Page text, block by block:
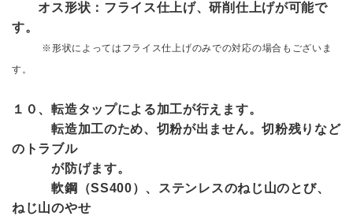
オス形状：フライス仕上げ、研削仕上げが可能で
す。
※形状によってはフライス仕上げのみでの対応の場合もございま
す。
１０、転造タップによる加工が行えます。
転造加工のため、切粉が出ません。切粉残りなど
のトラブル
が防げます。
軟鋼（SS400）、ステンレスのねじ山のとび、
ねじ山のやせ